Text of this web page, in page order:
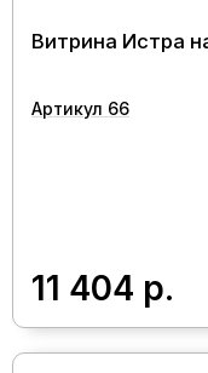
Витрина Истра
Артикул 66
11 404 р.